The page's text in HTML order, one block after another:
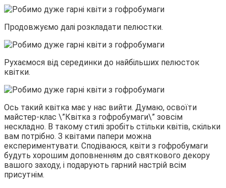
Продовжуємо далі розкладати пелюстки.
Рухаємося від серединки до найбільших пелюсток
квітки.
Ось такий квітка має у нас вийти. Думаю, освоїти
майстер-клас \”Квітка з гофробумаги\” зовсім
нескладно. В такому стилі зробіть стільки квітів, скільки
вам потрібно. З квітами папери можна
експериментувати. Сподіваюся, квіти з гофробумаги
будуть хорошим доповненням до святкового декору
вашого заходу, і подарують гарний настрій всім
присутнім.